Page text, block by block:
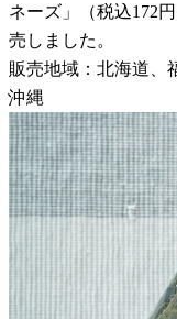
ネーズ」（税込172
売しました。
販売地域：北海道、
沖縄